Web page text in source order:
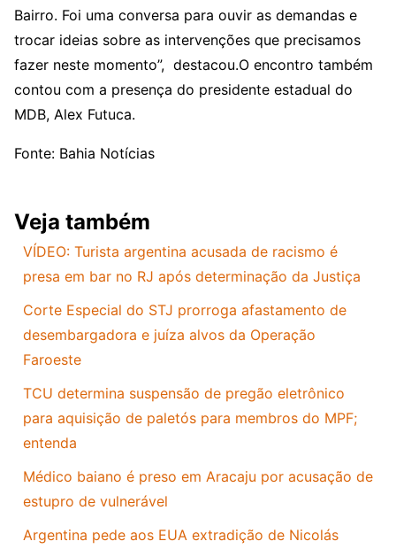
Bairro. Foi uma conversa para ouvir as demandas e
trocar ideias sobre as intervenções que precisamos
fazer neste momento”, destacou.O encontro também
contou com a presença do presidente estadual do
MDB, Alex Futuca.
Fonte: Bahia Notícias
Veja também
VÍDEO: Turista argentina acusada de racismo é
presa em bar no RJ após determinação da Justiça
Corte Especial do STJ prorroga afastamento de
desembargadora e juíza alvos da Operação
Faroeste
TCU determina suspensão de pregão eletrônico
para aquisição de paletós para membros do MPF;
entenda
Médico baiano é preso em Aracaju por acusação de
estupro de vulnerável
Argentina pede aos EUA extradição de Nicolás